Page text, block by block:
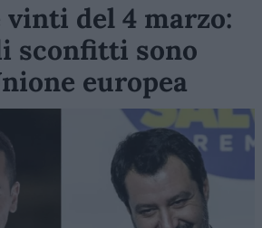
del 4 marzo:
sconfitti sono
europea